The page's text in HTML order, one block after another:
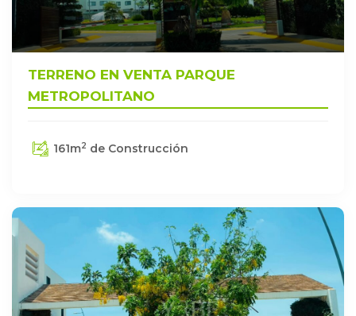
TERRENO EN VENTA PARQUE
METROPOLITANO
161m2 de Construcción